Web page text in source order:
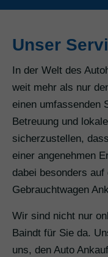
Unser
In der Welt des
weit mehr als nur
einen umfassenden
Betreuung und
sicherzustellen,
einer angenehmen
dabei besonders
Gebrauchtwagen
Wir sind nicht nur
Baindt für Sie da.
uns, den Auto